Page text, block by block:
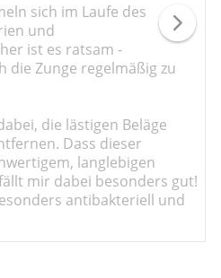
sich im Laufe des
und
ist es ratsam -
die Zunge regelmäßig zu
die lästigen Beläge
Dass dieser
langlebigen
mir dabei besonders gut!
antibakteriell und